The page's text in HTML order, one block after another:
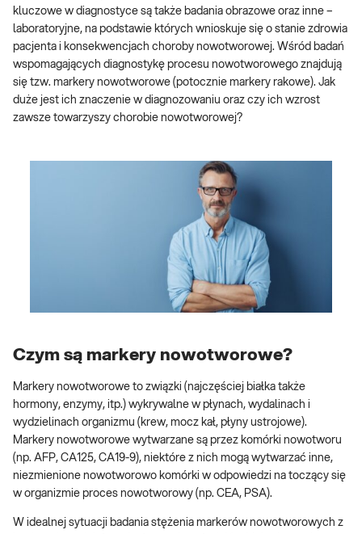
kluczowe w diagnostyce są także badania obrazowe oraz inne –
laboratoryjne, na podstawie których wnioskuje się o stanie zdrowia
pacjenta i konsekwencjach choroby nowotworowej. Wśród badań
wspomagających diagnostykę procesu nowotworowego znajdują
się tzw. markery nowotworowe (potocznie markery rakowe). Jak
duże jest ich znaczenie w diagnozowaniu oraz czy ich wzrost
zawsze towarzyszy chorobie nowotworowej?
Czym są markery nowotworowe?
Markery nowotworowe to związki (najczęściej białka także
hormony, enzymy, itp.) wykrywalne w płynach, wydalinach i
wydzielinach organizmu (krew, mocz kał, płyny ustrojowe).
Markery nowotworowe wytwarzane są przez komórki nowotworu
(np. AFP, CA125, CA19-9), niektóre z nich mogą wytwarzać inne,
niezmienione nowotworowo komórki w odpowiedzi na toczący się
w organizmie proces nowotworowy (np. CEA, PSA).
W idealnej sytuacji badania stężenia markerów nowotworowych z